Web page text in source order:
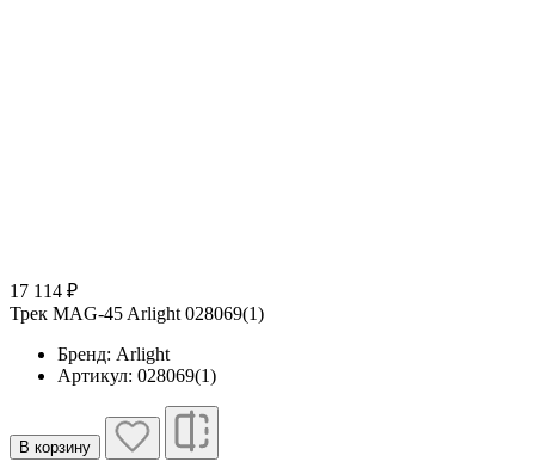
17 114 ₽
Трек MAG-45 Arlight 028069(1)
Бренд: Arlight
Артикул: 028069(1)
В корзину